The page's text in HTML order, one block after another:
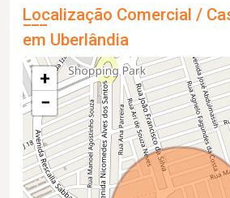
Localização Comercial /
em Uberlândia
+
−